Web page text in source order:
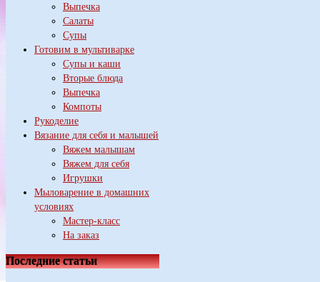
Выпечка
Салаты
Супы
Готовим в мультиварке
Супы и каши
Вторые блюда
Выпечка
Компоты
Рукоделие
Вязание для себя и малышей
Вяжем малышам
Вяжем для себя
Игрушки
Мыловарение в домашних
условиях
Мастер-класс
На заказ
Последние статьи